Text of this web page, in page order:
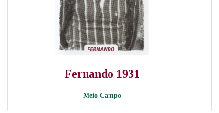
Fernando 1931
Meio Campo